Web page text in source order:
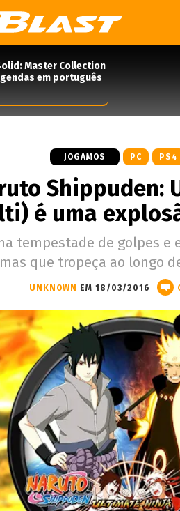
Master Collection
em português
JOGAMOS PC PS4
Shippuden:
é uma
tempestade de golpes e
que tropeça ao longo
UNKNOWN EM 18/03/2016